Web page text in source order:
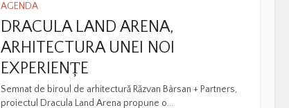
AGENDA
DRACULA LAND ARENA,
ARHITECTURA UNEI NOI
EXPERIENȚE
Semnat de biroul de arhitectură Răzvan Bârsan + Partners,
proiectul Dracula Land Arena propune o...